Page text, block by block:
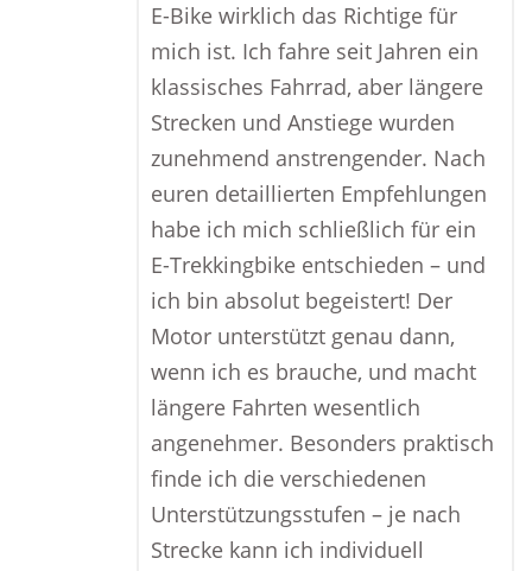
E-Bike wirklich das Richtige für
mich ist. Ich fahre seit Jahren ein
klassisches Fahrrad, aber längere
Strecken und Anstiege wurden
zunehmend anstrengender. Nach
euren detaillierten Empfehlungen
habe ich mich schließlich für ein
E-Trekkingbike entschieden – und
ich bin absolut begeistert! Der
Motor unterstützt genau dann,
wenn ich es brauche, und macht
längere Fahrten wesentlich
angenehmer. Besonders praktisch
finde ich die verschiedenen
Unterstützungsstufen – je nach
Strecke kann ich individuell